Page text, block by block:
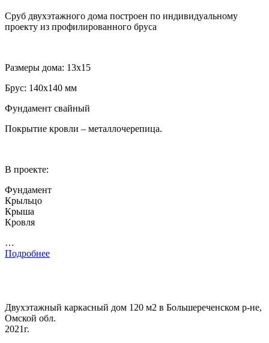
Сруб двухэтажного дома построен по индивидуальному
проекту из профилированного бруса
Размеры дома: 13х15
Брус: 140х140 мм
Фундамент свайный
Покрытие кровли – металлочерепица.
В проекте:
Фундамент
Крыльцо
Крыша
Кровля
…
Подробнее
Двухэтажный каркасный дом 120 м2 в Большереченском р-не,
Омской обл.
2021г.